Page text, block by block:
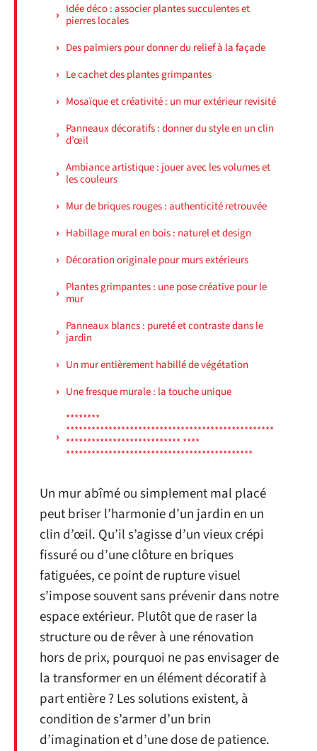
Idée déco : associer plantes succulentes et
pierres locales
Des palmiers pour donner du relief à la façade
Le cachet des plantes grimpantes
Mosaïque et créativité : un mur extérieur revisité
Panneaux décoratifs : donner du style en un clin
d’œil
Ambiance artistique : jouer avec les volumes et
les couleurs
Mur de briques rouges : authenticité retrouvée
Habillage mural en bois : naturel et design
Décoration originale pour murs extérieurs
Plantes grimpantes : une pose créative pour le
mur
Panneaux blancs : pureté et contraste dans le
jardin
Un mur entièrement habillé de végétation
Une fresque murale : la touche unique
********
*************************************************
*************************** ****
********************************************
Un mur abîmé ou simplement mal placé
peut briser l’harmonie d’un jardin en un
clin d’œil. Qu’il s’agisse d’un vieux crépi
fissuré ou d’une clôture en briques
fatiguées, ce point de rupture visuel
s’impose souvent sans prévenir dans notre
espace extérieur. Plutôt que de raser la
structure ou de rêver à une rénovation
hors de prix, pourquoi ne pas envisager de
la transformer en un élément décoratif à
part entière ? Les solutions existent, à
condition de s’armer d’un brin
d’imagination et d’une dose de patience.